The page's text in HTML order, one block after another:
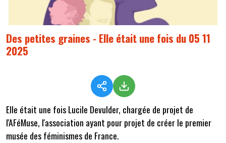
Des petites graines - Elle était une fois du 05 11
2025
Elle était une fois Lucile Devulder, chargée de projet de
l'AFéMuse, l'association ayant pour projet de créer le premier
musée des féminismes de France.